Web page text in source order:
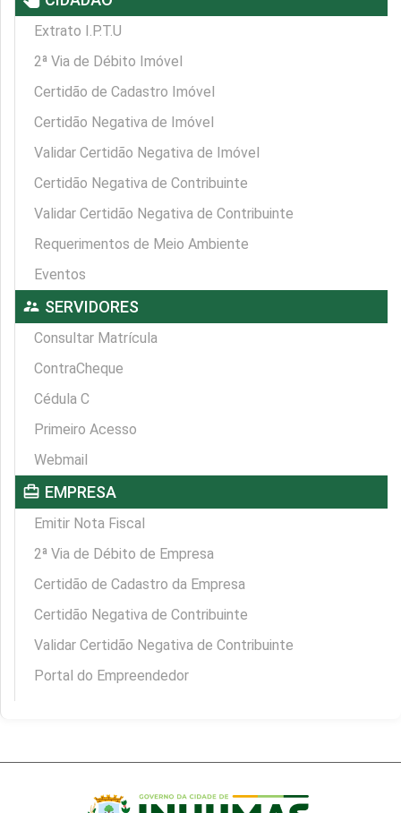
Extrato I.P.T.U
2ª Via de Débito Imóvel
Certidão de Cadastro Imóvel
Certidão Negativa de Imóvel
Validar Certidão Negativa de Imóvel
Certidão Negativa de Contribuinte
Validar Certidão Negativa de Contribuinte
Requerimentos de Meio Ambiente
Eventos
supervisor_account SERVIDORES
Consultar Matrícula
ContraCheque
Cédula C
Primeiro Acesso
Webmail
card_travel EMPRESA
Emitir Nota Fiscal
2ª Via de Débito de Empresa
Certidão de Cadastro da Empresa
Certidão Negativa de Contribuinte
Validar Certidão Negativa de Contribuinte
Portal do Empreendedor